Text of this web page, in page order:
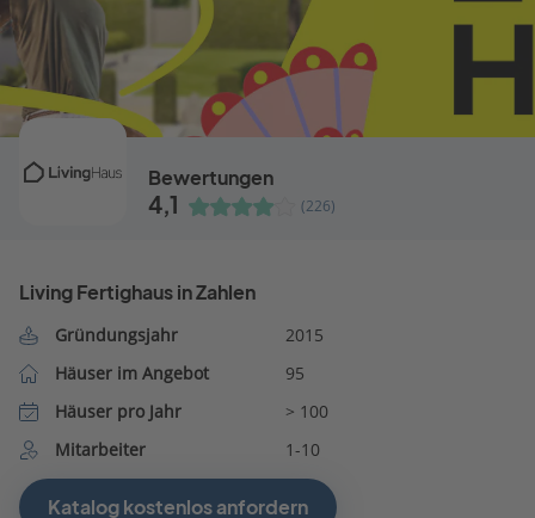
Bewertungen
4,1 (226)
Living Fertighaus in Zahlen
Gründungsjahr
2015
Häuser im Angebot
95
Häuser pro Jahr
> 100
Mitarbeiter
1-10
Katalog kostenlos anfordern